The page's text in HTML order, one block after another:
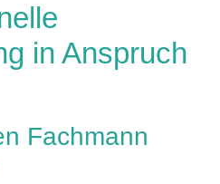
in Anspruch
Fachmann